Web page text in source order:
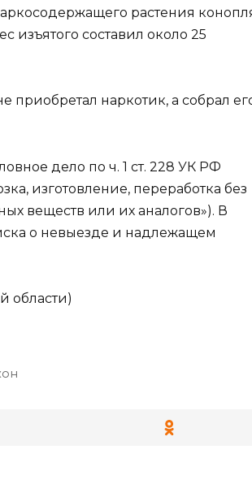
растения
составил около 25
приобретал наркотик, а собрал
дело по ч. 1 ст. 228 УК РФ
изготовление, переработка без
веществ или их аналогов»). В
о невыезде и надлежащем
области)